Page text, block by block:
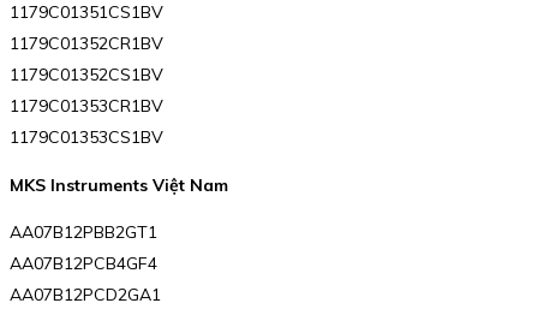
1179C01351CS1BV
1179C01352CR1BV
1179C01352CS1BV
1179C01353CR1BV
1179C01353CS1BV
MKS Instruments Việt Nam
AA07B12PBB2GT1
AA07B12PCB4GF4
AA07B12PCD2GA1